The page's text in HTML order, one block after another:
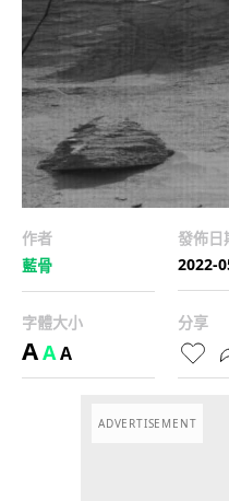
作者
藍骨
發佈日
2022-
字體大小
AAA
分享
ADVERTISEMENT